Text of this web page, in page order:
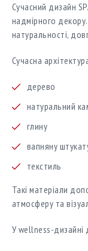
Сучасний дизайн
надмірного
натуральності,
Сучасна
дерево
натуральний
глину
вапняну
текстиль
Такі матеріали
атмосферу та
У wellness-дизайні